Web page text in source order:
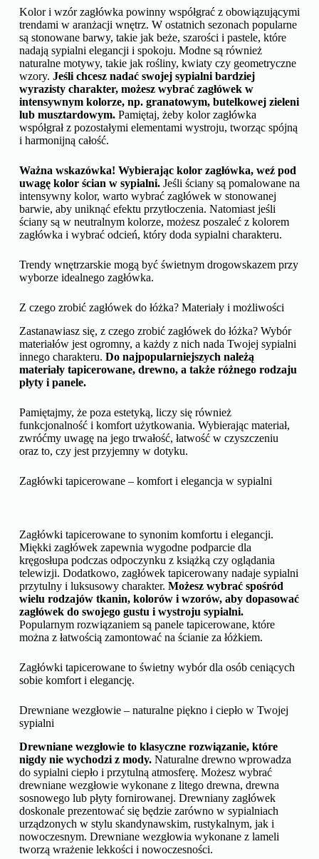
Kolor i wzór zagłówka powinny współgrać z obowiązującymi
trendami w aranżacji wnętrz. W ostatnich sezonach popularne
są stonowane barwy, takie jak beże, szarości i pastele, które
nadają sypialni elegancji i spokoju. Modne są również
naturalne motywy, takie jak rośliny, kwiaty czy geometryczne
wzory. Jeśli chcesz nadać swojej sypialni bardziej
wyrazisty charakter, możesz wybrać zagłówek w
intensywnym kolorze, np. granatowym, butelkowej zieleni
lub musztardowym.Pamiętaj, żeby kolor zagłówka
współgrał z pozostałymi elementami wystroju, tworząc spójną
i harmonijną całość.
Ważna wskazówka! Wybierając kolor zagłówka, weź pod
uwagę kolor ścian w sypialni.Jeśli ściany są pomalowane na
intensywny kolor, warto wybrać zagłówek w stonowanej
barwie, aby uniknąć efektu przytłoczenia. Natomiast jeśli
ściany są w neutralnym kolorze, możesz poszaleć z kolorem
zagłówka i wybrać odcień, który doda sypialni charakteru.
Trendy wnętrzarskie mogą być świetnym drogowskazem przy
wyborze idealnego zagłówka.
Z czego zrobić zagłówek do łóżka? Materiały i możliwości
Zastanawiasz się, z czego zrobić zagłówek do łóżka? Wybór
materiałów jest ogromny, a każdy z nich nada Twojej sypialni
innego charakteru. Do najpopularniejszych należą
materiały tapicerowane, drewno, a także różnego rodzaju
płyty i panele.
Pamiętajmy, że poza estetyką, liczy się również
funkcjonalność i komfort użytkowania. Wybierając materiał,
zwróćmy uwagę na jego trwałość, łatwość w czyszczeniu
oraz to, czy jest przyjemny w dotyku.
Zagłówki tapicerowane – komfort i elegancja w sypialni
Zagłówki tapicerowane to synonim komfortu i elegancji.
Miękki zagłówek zapewnia wygodne podparcie dla
kręgosłupa podczas odpoczynku z książką czy oglądania
telewizji. Dodatkowo, zagłówek tapicerowany nadaje sypialni
przytulny i luksusowy charakter. Możesz wybrać spośród
wielu rodzajów tkanin, kolorów i wzorów, aby dopasować
zagłówek do swojego gustu i wystroju sypialni.
Popularnym rozwiązaniem są panele tapicerowane, które
można z łatwością zamontować na ścianie za łóżkiem.
Zagłówki tapicerowane to świetny wybór dla osób ceniących
sobie komfort i elegancję.
Drewniane wezgłowie – naturalne piękno i ciepło w Twojej
sypialni
Drewniane wezgłowie to klasyczne rozwiązanie, które
nigdy nie wychodzi z mody.Naturalne drewno wprowadza
do sypialni ciepło i przytulną atmosferę. Możesz wybrać
drewniane wezgłowie wykonane z litego drewna, drewna
sosnowego lub płyty fornirowanej. Drewniany zagłówek
doskonale prezentować się będzie zarówno w sypialniach
urządzonych w stylu skandynawskim, rustykalnym, jak i
nowoczesnym. Drewniane wezgłowia wykonane z lameli
tworzą wrażenie lekkości i nowoczesności.